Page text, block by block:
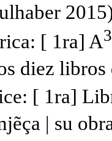
[ 1ra] A3
diez libros
[ 1ra]
| su